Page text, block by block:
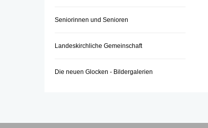
Seniorinnen und Senioren
Landeskirchliche Gemeinschaft
Die neuen Glocken - Bildergalerien